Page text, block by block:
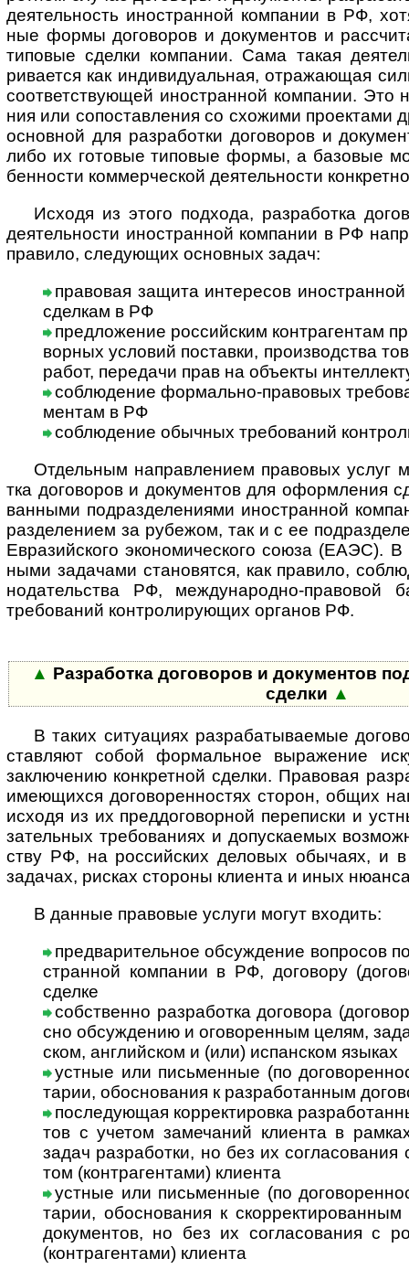
дея­тель­ность ино­ст­ран­ной ком­па­нии в РФ,
ные формы дого­воров и доку­мен­тов и
типо­вые сде­лки ком­пании. Сама такая
рива­ется как инди­виду­аль­ная, отра­жа­ющая
соот­вет­ст­вую­щей ино­ст­ран­ной ком­па­нии. Это
ния или сопо­став­ле­ния со схо­жими про­ек­тами
основ­ной для раз­рабо­тки дого­во­ров и
либо их гото­вые типо­вые формы, а базо­вые
бен­ности ком­мер­чес­кой дея­тель­но­сти
Исходя из этого подхода, разработка
дея­тель­но­сти ино­ст­ран­ной ком­па­нии в РФ
пра­вило, следу­ющих основ­ных задач:
правовая защита интересов
сдел­кам в РФ
предложение российским контрагентам
вор­ных усло­вий пос­та­вки, про­из­вод­ства
работ, пере­дачи прав на объ­екты
соблюдение формально-правовых
мен­там в РФ
соблюдение обычных требований
Отдельным направлением правовых услуг
тка дого­во­ров и доку­мен­тов для офор­м­ле­ния
ван­ными под­раз­деле­ни­ями ино­ст­ран­ной
раз­деле­нием за рубе­жом, так и с ее
Евра­зий­ского эко­но­ми­чес­кого союза (ЕАЭС).
ными зада­чами стано­вятся, как пра­вило,
нода­тель­ства РФ, между­народно-­
требо­ваний конт­роли­рую­щих орга­нов РФ.
▲ Разработка договоров и доку­мен­тов
сделки ▲
В таких ситуациях разрабатываемые
став­ляют собой фор­маль­ное выра­же­ние
заклю­че­нию конк­рет­ной сде­лки. Право­вая
имею­щихся дого­ворен­нос­тях сто­рон, общих
исходя из их пред­дого­вор­ной пере­пи­ски и
за­тель­ных тре­бо­ва­ниях и допус­кае­мых
ству РФ, на рос­сий­ских дело­вых обы­чаях, и
зада­чах, рис­ках сто­роны кли­ента и иных
В данные правовые услуги могут входить:
предварительное обсуждение вопросов
ст­ран­ной ком­па­нии в РФ, дого­вору
сделке
собственно разработка договора
сно обсуж­де­нию и ого­во­рен­ным целям,
ском, анг­лий­ском и (или) испан­ском языках
устные или письменные (по
та­рии, обо­с­но­ва­ния к раз­ра­бо­тан­ным
последующая корректировка
тов с уче­том заме­ча­ний кли­ента в
задач раз­ра­бо­тки, но без их
том (контр­аген­тами) кли­ента
устные или письменные (по
та­рии, обо­с­но­ва­ния к
доку­мен­тов, но без их согла­со­ва­ния с
(контр­аген­тами) клиента